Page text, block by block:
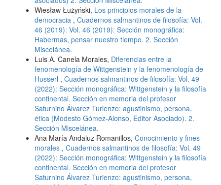
Wiesław Łużyński, Los principios morales de la
democracia , Cuadernos salmantinos de filosofía: Vol.
46 (2019): Vol. 46 (2019): Sección monográfica:
Habermas, pensar nuestro tiempo. 2. Sección
Miscelánea.
Luis A. Canela Morales, Diferencias entre la
fenomenología de Wittgenstein y la fenomenología de
Husserl , Cuadernos salmantinos de filosofía: Vol. 49
(2022): Sección monográfica: Wittgenstein y la filosofía
continental. Sección en memoria del profesor
Saturnino Álvarez Turienzo: agustinismo, persona,
ética (Modesto Gómez-Alonso, Editor Asociado). 2.
Sección Miscelánea.
Ana María Andaluz Romanillos, Conocimiento y fines
morales , Cuadernos salmantinos de filosofía: Vol. 49
(2022): Sección monográfica: Wittgenstein y la filosofía
continental. Sección en memoria del profesor
Saturnino Álvarez Turienzo: agustinismo, persona,